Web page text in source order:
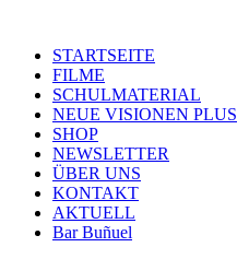
STARTSEITE
FILME
SCHULMATERIAL
NEUE VISIONEN PLUS
SHOP
NEWSLETTER
ÜBER UNS
KONTAKT
AKTUELL
Bar Buñuel